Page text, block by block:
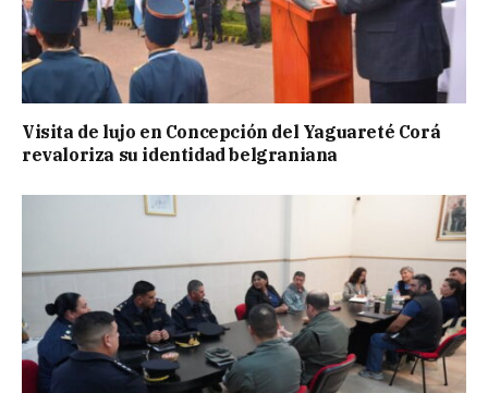
Visita de lujo en Concepción del Yaguareté Corá
revaloriza su identidad belgraniana